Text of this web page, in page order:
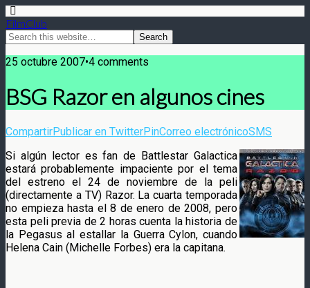
FilmClub
25 octubre 2007•4 comments
BSG Razor en algunos cines
CompartirPublicar en TwitterPinCorreo electrónicoSMS
Si algún lector es fan de Battlestar Galactica
estará probablemente impaciente por el tema
del estreno el 24 de noviembre de la peli
(directamente a TV) Razor. La cuarta temporada
no empieza hasta el 8 de enero de 2008, pero
esta peli previa de 2 horas cuenta la historia de
la Pegasus al estallar la Guerra Cylon, cuando
Helena Cain (Michelle Forbes) era la capitana.